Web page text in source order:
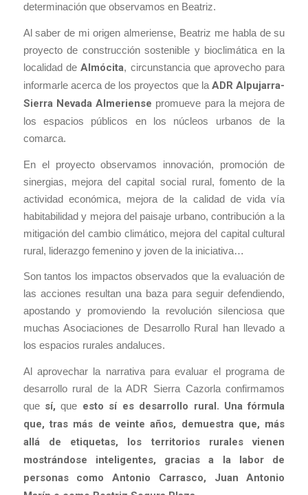
determinación que observamos en Beatriz.
Al saber de mi origen almeriense, Beatriz me habla de su
proyecto de construcción sostenible y bioclimática en la
localidad deAlmócita, circunstancia que aprovecho para
informarle acerca de los proyectos que laADR Alpujarra-
Sierra Nevada Almeriense promueve para la mejora de
los espacios públicos en los núcleos urbanos de la
comarca.
En el proyecto observamos innovación, promoción de
sinergias, mejora del capital social rural, fomento de la
actividad económica, mejora de la calidad de vida vía
habitabilidad y mejora del paisaje urbano, contribución a la
mitigación del cambio climático, mejora del capital cultural
rural, liderazgo femenino y joven de la iniciativa…
Son tantos los impactos observados que la evaluación de
las acciones resultan una baza para seguir defendiendo,
apostando y promoviendo la revolución silenciosa que
muchas Asociaciones de Desarrollo Rural han llevado a
los espacios rurales andaluces.
Al aprovechar la narrativa para evaluar el programa de
desarrollo rural de la ADR Sierra Cazorla confirmamos
que sí, que esto sí es desarrollo rural. Una fórmula
que, tras más de veinte años, demuestra que, más
allá de etiquetas, los territorios rurales vienen
mostrándose inteligentes, gracias a la labor de
personas como Antonio Carrasco, Juan Antonio